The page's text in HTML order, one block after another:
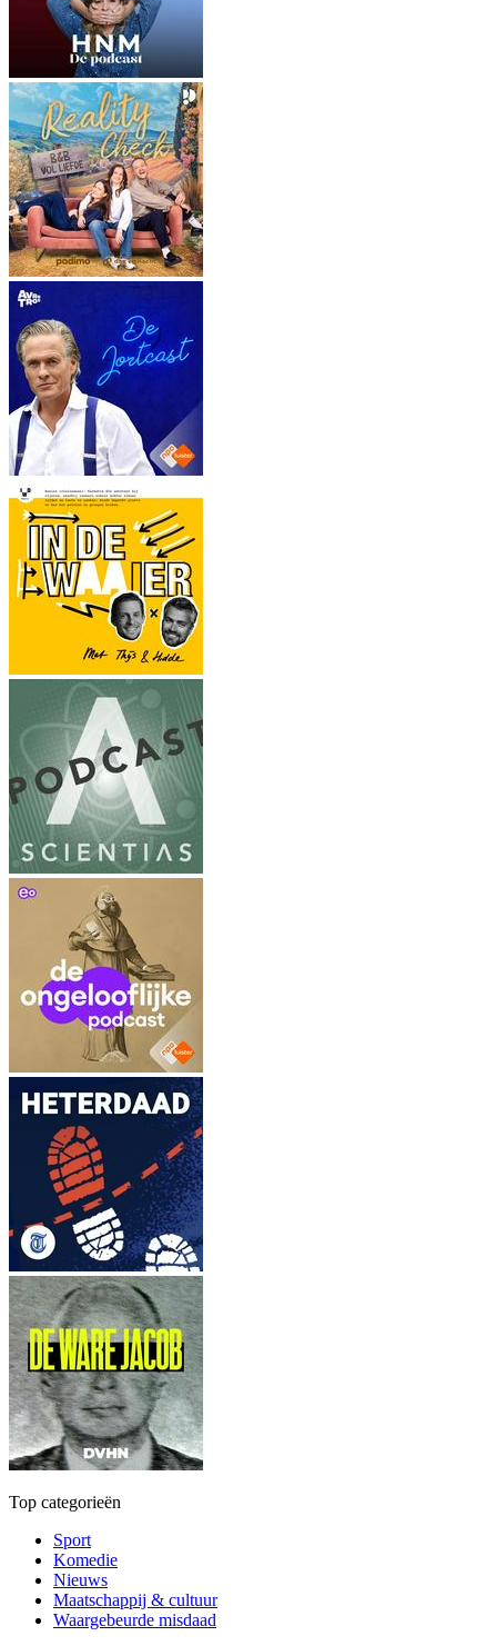
Top categorieën
Sport
Komedie
Nieuws
Maatschappij & cultuur
Waargebeurde misdaad